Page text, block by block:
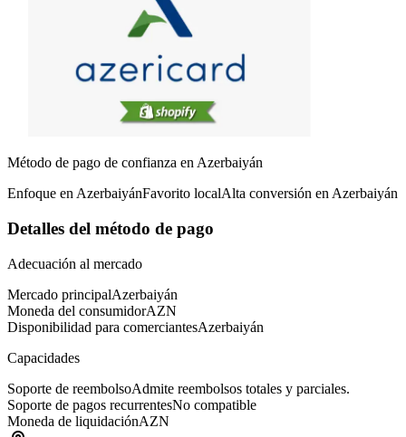
Método de pago de confianza en Azerbaiyán
Enfoque en AzerbaiyánFavorito localAlta conversión en Azerbaiyán
Detalles del método de pago
Adecuación al mercado
Mercado principalAzerbaiyán
Moneda del consumidorAZN
Disponibilidad para comerciantesAzerbaiyán
Capacidades
Soporte de reembolsoAdmite reembolsos totales y parciales.
Soporte de pagos recurrentesNo compatible
Moneda de liquidaciónAZN